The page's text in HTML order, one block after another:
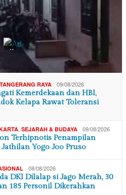
TANGERANG RAYA 09/08/2026
Kemerdekaan dan HBI,
Kelapa Rawat Toleransi
SEJARAH & BUDAYA 09/08/2026
Terhipnotis Penampilan
Yogo Joo Pruso
08/08/2026
DKI Dilalap si Jago Merah, 30
185 Personil Dikerahkan
×